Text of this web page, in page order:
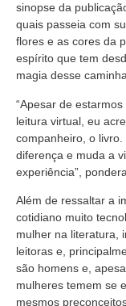
sinopse da
quais passeia com
flores e as cores da
espírito que tem
magia desse
“Apesar de
leitura virtual, eu
companheiro, o
diferença e muda a
experiência”,
Além de ressaltar a
cotidiano muito
mulher na literatura,
leitoras e,
são homens e,
mulheres temem se
mesmos